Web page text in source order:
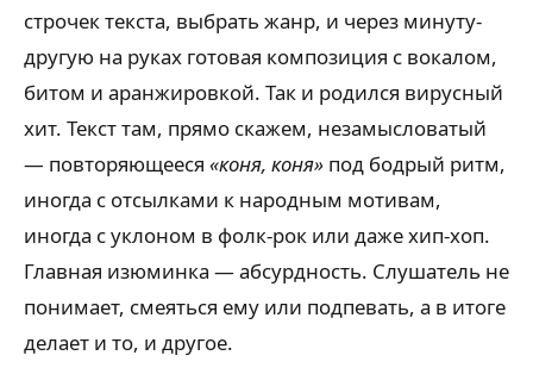
строчек текста, выбрать жанр, и через минуту-
другую на руках готовая композиция с вокалом,
битом и аранжировкой. Так и родился вирусный
хит. Текст там, прямо скажем, незамысловатый
— повторяющееся «коня, коня» под бодрый ритм,
иногда с отсылками к народным мотивам,
иногда с уклоном в фолк-рок или даже хип-хоп.
Главная изюминка — абсурдность. Слушатель не
понимает, смеяться ему или подпевать, а в итоге
делает и то, и другое.